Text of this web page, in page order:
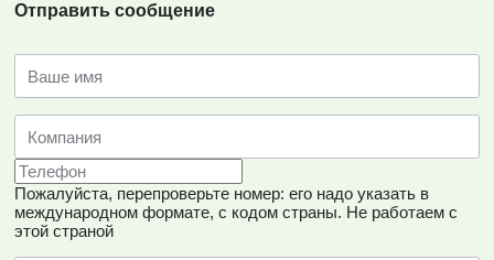
Отправить сообщение
Пожалуйста, перепроверьте номер: его надо указать в
международном формате, с кодом страны. Не работаем с
этой страной